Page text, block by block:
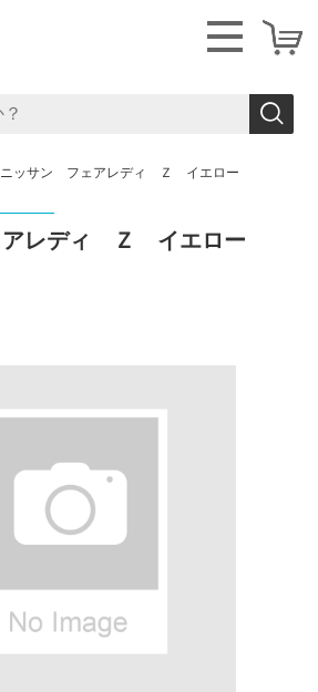
ニッサン フェアレディ Ｚ イエロー
レディ Ｚ イエロー